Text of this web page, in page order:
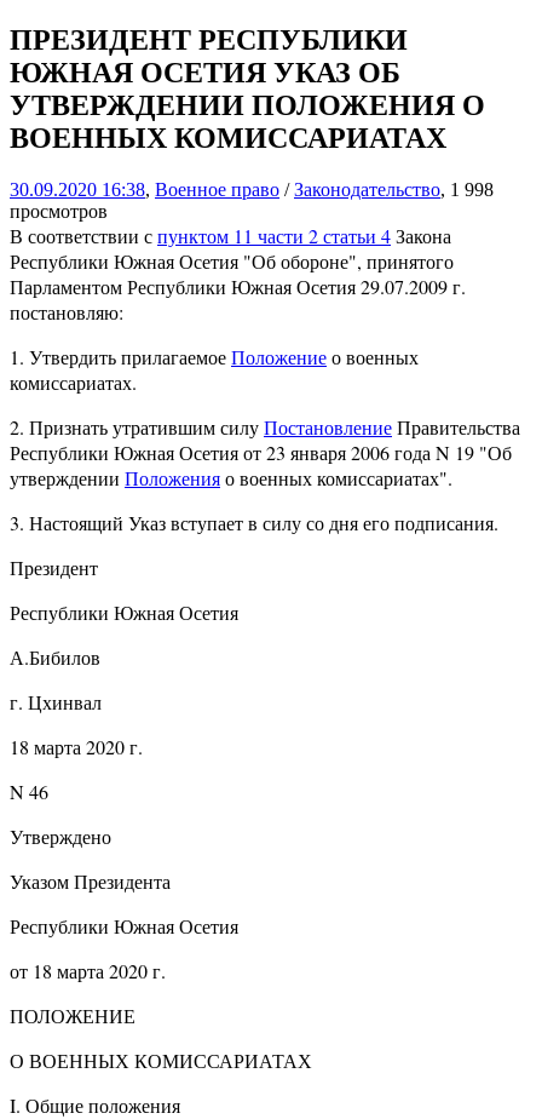
ПРЕЗИДЕНТ РЕСПУБЛИКИ
ЮЖНАЯ ОСЕТИЯ УКАЗ ОБ
УТВЕРЖДЕНИИ ПОЛОЖЕНИЯ О
ВОЕННЫХ КОМИССАРИАТАХ
30.09.2020 16:38, Военное право /Законодательство, 1 998
просмотров
В соответствии спунктом 11 части 2 статьи 4Закона
Республики Южная Осетия "Об обороне", принятого
Парламентом Республики Южная Осетия 29.07.2009 г.
постановляю:
1. Утвердить прилагаемоеПоложениео военных
комиссариатах.
2. Признать утратившим силуПостановлениеПравительства
Республики Южная Осетия от 23 января 2006 года N 19 "Об
утверждении Положенияо военных комиссариатах".
3. Настоящий Указ вступает в силу со дня его подписания.
Президент
Республики Южная Осетия
А.Бибилов
г. Цхинвал
18 марта 2020 г.
N 46
Утверждено
Указом Президента
Республики Южная Осетия
от 18 марта 2020 г.
ПОЛОЖЕНИЕ
О ВОЕННЫХ КОМИССАРИАТАХ
I. Общие положения